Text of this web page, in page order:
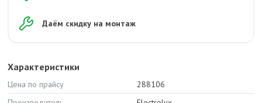
Даём скидку на монтаж
Характеристики
Цена по прайсу
288106